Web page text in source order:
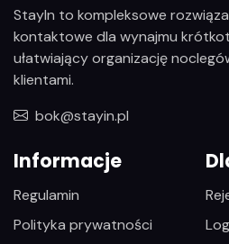
StayIn to kompleksowe
kontaktowe dla wynajmu
ułatwiający organizację
klientami.
bok@stayin.pl
Informacje
Regulamin
Polityka prywatności